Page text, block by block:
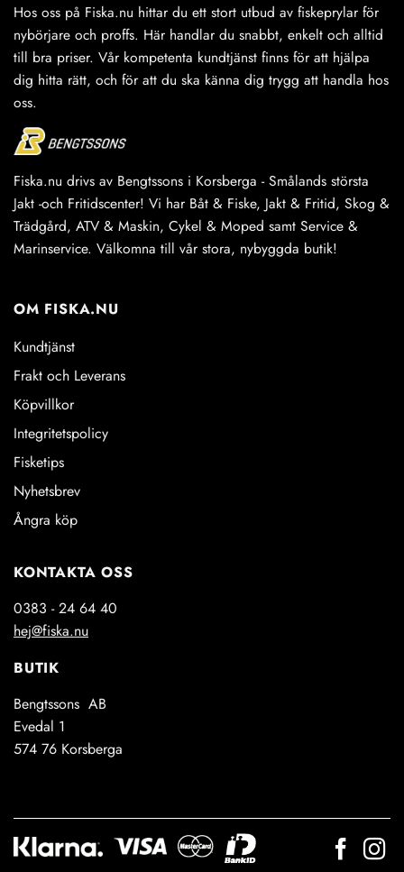
Hos oss på Fiska.nu hittar du ett stort utbud av fiskeprylar för
nybörjare och proffs. Här handlar du snabbt, enkelt och alltid
till bra priser. Vår kompetenta kundtjänst finns för att hjälpa
dig hitta rätt, och för att du ska känna dig trygg att handla hos
oss.
Fiska.nu drivs av Bengtssons i Korsberga - Smålands största
Jakt -och Fritidscenter! Vi har Båt & Fiske, Jakt & Fritid, Skog &
Trädgård, ATV & Maskin, Cykel & Moped samt Service &
Marinservice. Välkomna till vår stora, nybyggda butik!
OM FISKA.NU
Kundtjänst
Frakt och Leverans
Köpvillkor
Integritetspolicy
Fisketips
Nyhetsbrev
Ångra köp
KONTAKTA OSS
0383 - 24 64 40
hej@fiska.nu
BUTIK
Bengtssons AB
Evedal 1
574 76 Korsberga